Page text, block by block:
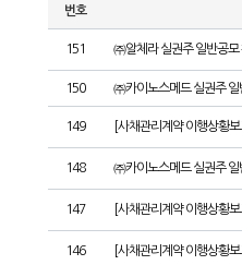
번호
151 ㈜알체라 실권주 일반공모
150 ㈜카이노스메드 실권주 일
149 [사채관리계약 이행상황
148 ㈜카이노스메드 실권주 일
147 [사채관리계약 이행상황
146 [사채관리계약 이행상황